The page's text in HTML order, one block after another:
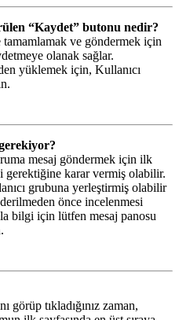
“Kaydet” butonu nedir?
ve göndermek için
olanak sağlar.
yüklemek için, Kullanıcı
mesaj göndermek için ilk
gerektiğine karar vermiş olabilir.
grubuna yerleştirmiş olabilir
önce incelenmesi
bilgi için lütfen mesaj panosu
görüp tıkladığınız zaman,